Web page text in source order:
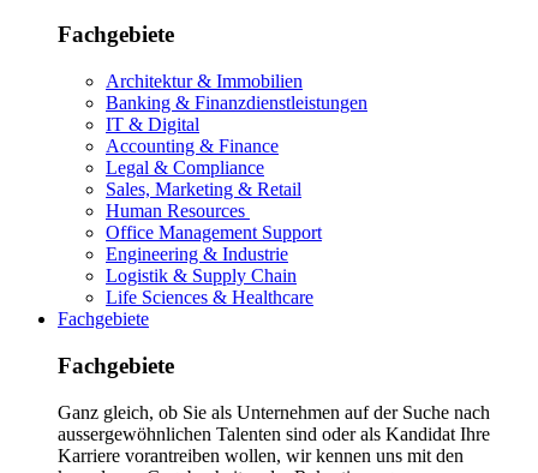
Fachgebiete
Architektur & Immobilien
Banking & Finanzdienstleistungen
IT & Digital
Accounting & Finance
Legal & Compliance
Sales, Marketing & Retail
Human Resources
Office Management Support
Engineering & Industrie
Logistik & Supply Chain
Life Sciences & Healthcare
Fachgebiete
Fachgebiete
Ganz gleich, ob Sie als Unternehmen auf der Suche nach
aussergewöhnlichen Talenten sind oder als Kandidat Ihre
Karriere vorantreiben wollen, wir kennen uns mit den